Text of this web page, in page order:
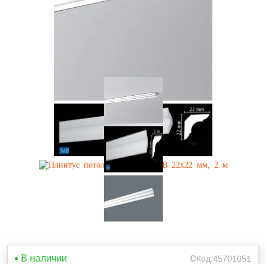
В наличии Код:45701051